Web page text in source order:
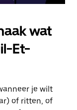
wat
Et-
je wilt
of ritten, of